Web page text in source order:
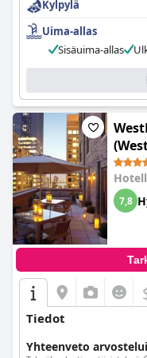
Kaiken kaikkiaan
Lake Placid)tarjoaa
erinomaisella
ystävällisellä
mukavuuksillaan, mikä
Kylpylä
Uima-allas
Sisäuima-allas
SLH
7,8
Tiedot
Yhteenveto